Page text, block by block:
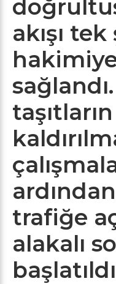
akışı
trafiğe
alakalı